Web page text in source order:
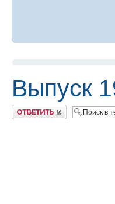
Выпуск
Ответить